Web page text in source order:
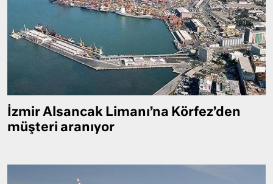
İzmir Alsancak Limanı’na Körfez’den
müşteri aranıyor